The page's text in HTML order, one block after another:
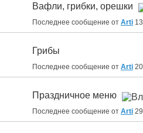
Вафли, грибки, орешки
Последнее сообщение от Arti
Грибы
Последнее сообщение от Arti
Праздничное меню
Последнее сообщение от Arti